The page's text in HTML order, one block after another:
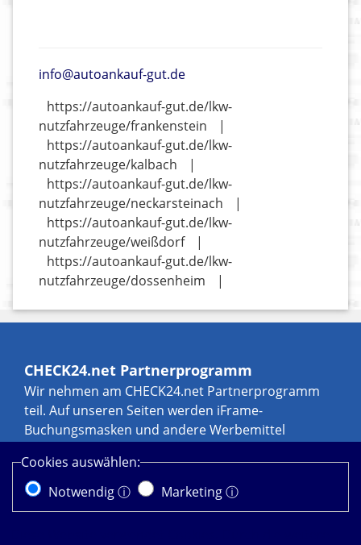
info@autoankauf-gut.de
https://autoankauf-gut.de/lkw-
nutzfahrzeuge/frankenstein
|
https://autoankauf-gut.de/lkw-
nutzfahrzeuge/kalbach
|
https://autoankauf-gut.de/lkw-
nutzfahrzeuge/neckarsteinach
|
https://autoankauf-gut.de/lkw-
nutzfahrzeuge/weißdorf
|
https://autoankauf-gut.de/lkw-
nutzfahrzeuge/dossenheim
|
CHECK24.net Partnerprogramm
Wir nehmen am CHECK24.net Partnerprogramm
teil. Auf unseren Seiten werden iFrame-
Buchungsmasken und andere Werbemittel
zum Beispiel durch Leads und Sales, eine
Werbekostenerstattung erhalten können. Weitere
Informationen zur Datennutzung durch
Cookies auswählen:
Notwendig ⓘ
Marketing ⓘ